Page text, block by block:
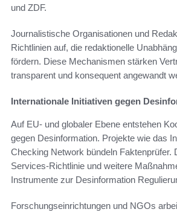
und ZDF.
Journalistische Organisationen und
Richtlinien auf, die redaktionelle
fördern. Diese Mechanismen stärken
transparent und konsequent angewandt
Internationale Initiativen gegen
Auf EU- und globaler Ebene entstehen
gegen Desinformation. Projekte wie das
Checking Network bündeln Faktenprüfer.
Services-Richtlinie und weitere
Instrumente zur Desinformation
Forschungseinrichtungen und NGOs